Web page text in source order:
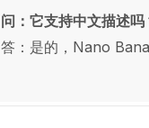
问：它支持中文描述吗
答：是的，Nano